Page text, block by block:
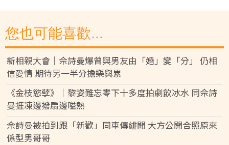
您也可能喜歡...
新相親大會｜佘詩曼爆曾與男友由「婚」變「分」 仍相
信愛情 期待另一半分擔樂與累
《金枝慾孽》｜黎姿難忘零下十多度拍劇飲冰水 同佘詩
曼捱凍邊撥扇邊嗌熱
佘詩曼被拍到跟「新歡」同車傳緋聞 大方公開合照原來
係型男哥哥